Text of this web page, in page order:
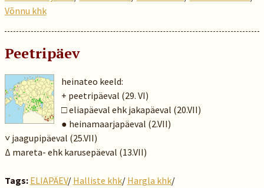
Võnnu khk
Peetripäev
heinateo keeld:
+ peetripäeval (29. VI)
□ eliapäeval ehk jakapäeval (20.VII)
● heinamaarjapäeval (2.VII)
˅ jaagupipäeval (25.VII)
Δ mareta- ehk karusepäeval (13.VII)
Tags: ELIAPÄEV/ Halliste khk/ Hargla khk/